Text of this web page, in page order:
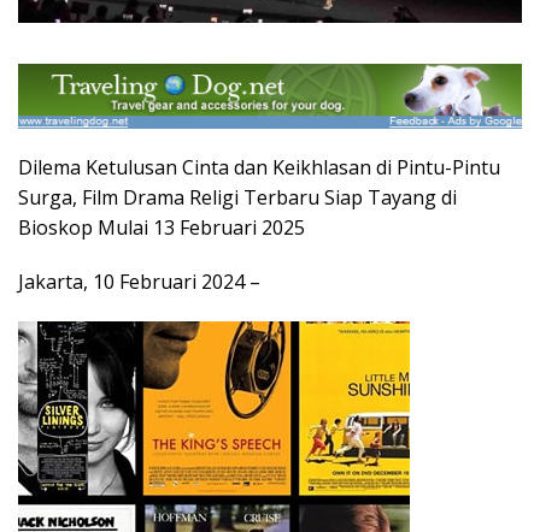
Dilema Ketulusan Cinta dan Keikhlasan di Pintu-Pintu
Surga, Film Drama Religi Terbaru Siap Tayang di
Bioskop Mulai 13 Februari 2025
Jakarta, 10 Februari 2024 –